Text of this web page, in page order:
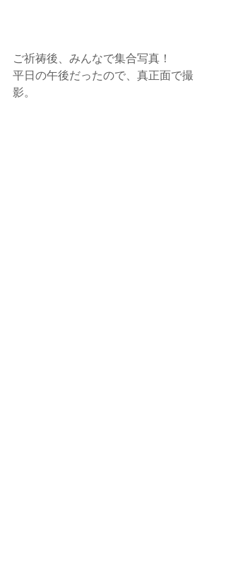
ご祈祷後、みんなで集合写真！
平日の午後だったので、真正面で撮
影。